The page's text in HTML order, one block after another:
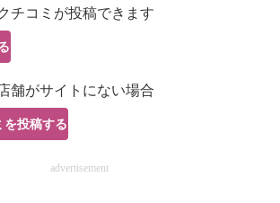
専門サイト
専門サイト
応用
メディア
ーの最前線
チコミが投稿できます
舗がサイトにない場合
を投稿する
advertisement